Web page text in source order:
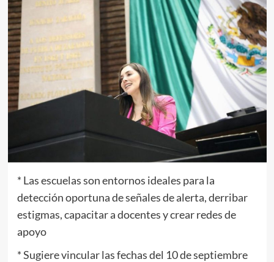
* Las escuelas son entornos ideales para la
detección oportuna de señales de alerta, derribar
estigmas, capacitar a docentes y crear redes de
apoyo
* Sugiere vincular las fechas del 10 de septiembre